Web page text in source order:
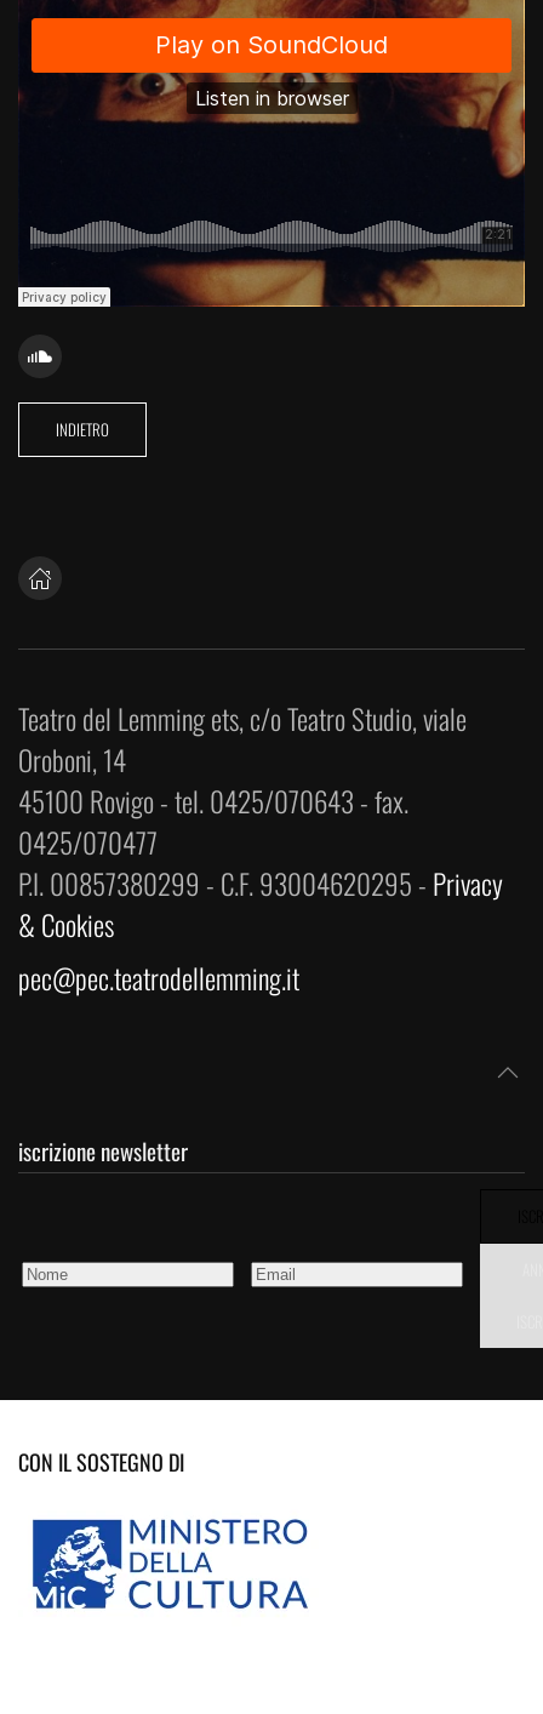
INDIETRO
Teatro del Lemming ets, c/o Teatro Studio, viale
Oroboni, 14
45100 Rovigo - tel. 0425/070643 - fax.
0425/070477
P.I. 00857380299 - C.F. 93004620295 - Privacy
& Cookies
pec@pec.teatrodellemming.it
iscrizione newsletter
CON IL SOSTEGNO DI